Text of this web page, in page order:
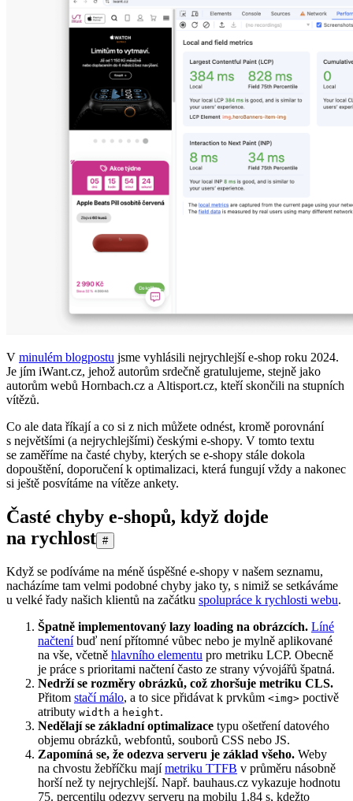
V minulém blogpostu jsme vyhlásili nejrychlejší e-shop roku 2024.
Je jím iWant.cz, jehož autorům srdečně gratulujeme, stejně jako
autorům webů Hornbach.cz a Altisport.cz, kteří skončili na stupních
vítězů.
Co ale data říkají a co si z nich můžete odnést, kromě porovnání
s největšími (a nejrychlejšími) českými e-shopy. V tomto textu
se zaměříme na časté chyby, kterých se e-shopy stále dokola
dopouštění, doporučení k optimalizaci, která fungují vždy a nakonec
si ještě posvítáme na vítěze ankety.
Časté chyby e-shopů, když dojde
na rychlost #
Když se podíváme na méně úspěšné e-shopy v našem seznamu,
nacházíme tam velmi podobné chyby jako ty, s nimiž se setkáváme
u velké řady našich klientů na začátku spolupráce k rychlosti webu.
Špatně implementovaný lazy loading na obrázcích. Líné
načteníbuď není přítomné vůbec nebo je mylně aplikované
na vše, včetně hlavního elementu pro metriku LCP. Obecně
je práce s prioritami načtení často ze strany vývojářů špatná.
Nedrží se rozměry obrázků, což zhoršuje metriku CLS.
Přitom stačí málo, a to sice přidávat k prvkům <img> poctivě
atributy width a height.
Nedělají se základní optimalizace typu ošetření datového
objemu obrázků, webfontů, souborů CSS nebo JS.
Zapomíná se, že odezva serveru je základ všeho. Weby
na chvostu žebříčku majímetriku TTFB v průměru násobně
horší než ty nejrychlejší. Např. bauhaus.cz vykazuje hodnotu
75. percentilu odezvy serveru na mobilu 1,84 s, kdežto